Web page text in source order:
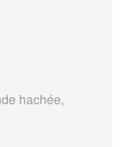
hachée,